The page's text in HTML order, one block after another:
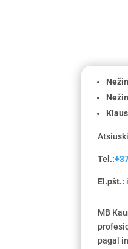
Tel.:
El.pšt.:
MB
pagal